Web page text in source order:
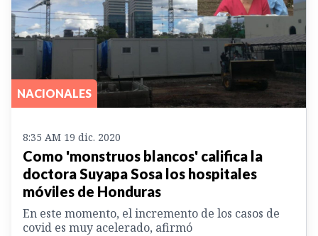
NACIONALES
8:35 AM 19 dic. 2020
Como 'monstruos blancos' califica la
doctora Suyapa Sosa los hospitales
móviles de Honduras
En este momento, el incremento de los casos de
covid es muy acelerado, afirmó